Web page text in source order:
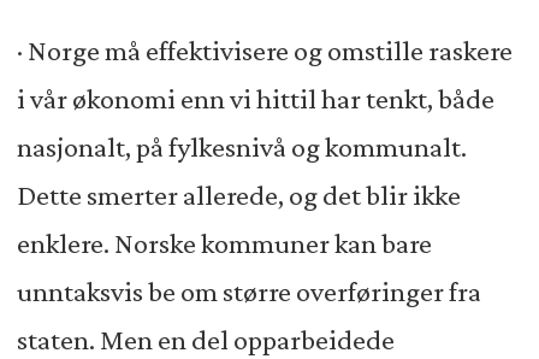
· Norge må effektivisere og omstille raskere
i vår økonomi enn vi hittil har tenkt, både
nasjonalt, på fylkesnivå og kommunalt.
Dette smerter allerede, og det blir ikke
enklere. Norske kommuner kan bare
unntaksvis be om større overføringer fra
staten. Men en del opparbeidede